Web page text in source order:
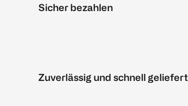
Sicher bezahlen
Zuverlässig und schnell geliefert